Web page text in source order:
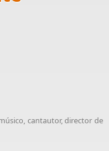
cantautor, director de